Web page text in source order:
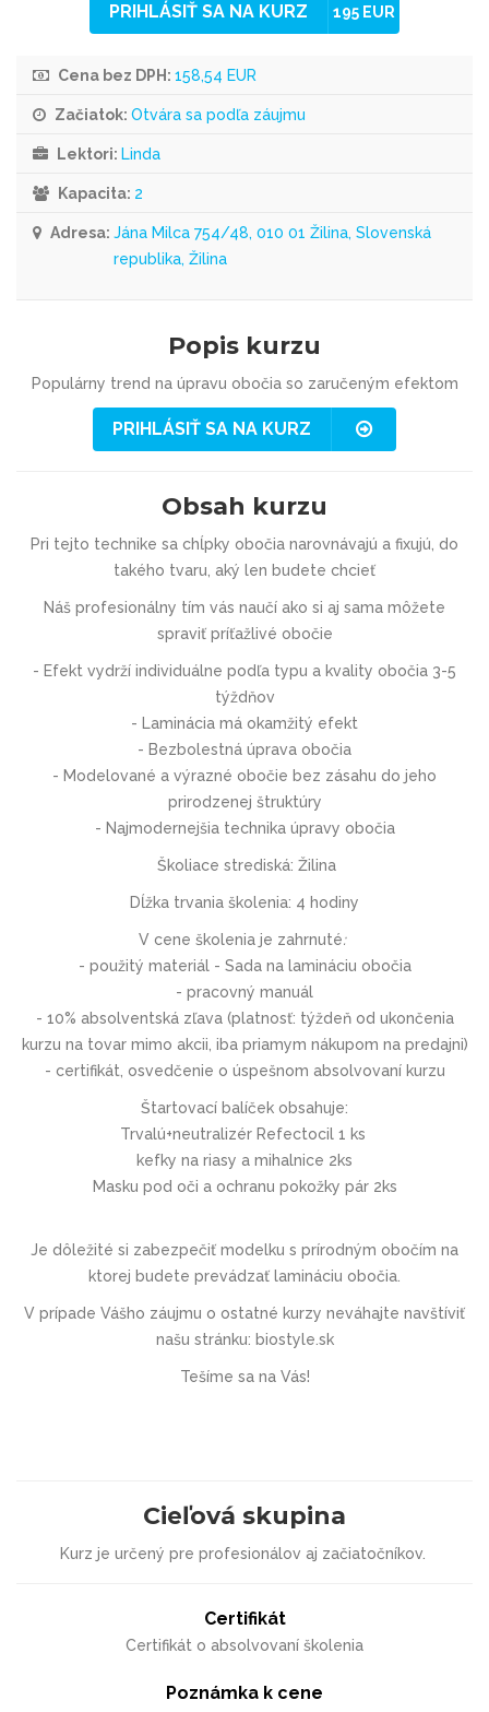
PRIHLÁSIŤ SA NA KURZ 195 EUR
Cena bez DPH: 158,54 EUR
Začiatok: Otvára sa podľa záujmu
Lektori: Linda
Kapacita: 2
Adresa: Jána Milca 754/48, 010 01 Žilina, Slovenská
republika, Žilina
Popis kurzu
Populárny trend na úpravu obočia so zaručeným efektom
PRIHLÁSIŤ SA NA KURZ
Obsah kurzu
Pri tejto technike sa chĺpky obočia narovnávajú a fixujú, do
takého tvaru, aký len budete chcieť
Náš profesionálny tím vás naučí ako si aj sama môžete
spraviť príťažlivé obočie
- Efekt vydrží individuálne podľa typu a kvality obočia 3-5
týždňov
- Laminácia má okamžitý efekt
- Bezbolestná úprava obočia
- Modelované a výrazné obočie bez zásahu do jeho
prirodzenej štruktúry
- Najmodernejšia technika úpravy obočia
Školiace strediská: Žilina
Dĺžka trvania školenia: 4 hodiny
V cene školenia je zahrnuté:
- použitý materiál - Sada na lamináciu obočia
- pracovný manuál
- 10% absolventská zľava (platnosť: týždeň od ukončenia
kurzu na tovar mimo akcii, iba priamym nákupom na predajni)
- certifikát, osvedčenie o úspešnom absolvovaní kurzu
Štartovací balíček obsahuje:
Trvalú+neutralizér Refectocil 1 ks
kefky na riasy a mihalnice 2ks
Masku pod oči a ochranu pokožky pár 2ks
Je dôležité si zabezpečiť modelku s prírodným obočím na
ktorej budete prevádzať lamináciu obočia.
V prípade Vášho záujmu o ostatné kurzy neváhajte navštíviť
našu stránku: biostyle.sk
Tešíme sa na Vás!
Cieľová skupina
Kurz je určený pre profesionálov aj začiatočníkov.
Certifikát
Certifikát o absolvovaní školenia
Poznámka k cene